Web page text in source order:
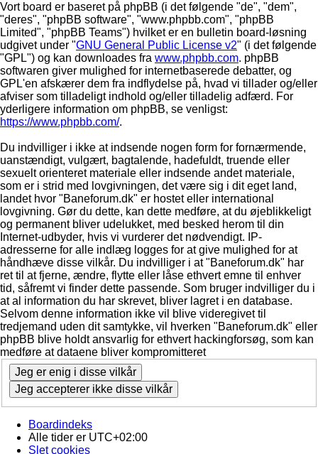
Vort board er baseret på phpBB (i det følgende "de", "dem",
"deres", "phpBB software", "www.phpbb.com", "phpBB
Limited", "phpBB Teams") hvilket er en bulletin board-løsning
udgivet under "GNU General Public License v2" (i det følgende
"GPL") og kan downloades fra www.phpbb.com. phpBB
softwaren giver mulighed for internetbaserede debatter, og
GPL'en afskærer dem fra indflydelse på, hvad vi tillader og/eller
afviser som tilladeligt indhold og/eller tilladelig adfærd. For
yderligere information om phpBB, se venligst:
https://www.phpbb.com/.
Du indvilliger i ikke at indsende nogen form for fornærmende,
uanstændigt, vulgært, bagtalende, hadefuldt, truende eller
sexuelt orienteret materiale eller indsende andet materiale,
som er i strid med lovgivningen, det være sig i dit eget land,
landet hvor "Baneforum.dk" er hostet eller international
lovgivning. Gør du dette, kan dette medføre, at du øjeblikkeligt
og permanent bliver udelukket, med besked herom til din
Internet-udbyder, hvis vi vurderer det nødvendigt. IP-
adresserne for alle indlæg logges for at give mulighed for at
håndhæve disse vilkår. Du indvilliger i at "Baneforum.dk" har
ret til at fjerne, ændre, flytte eller låse ethvert emne til enhver
tid, såfremt vi finder dette passende. Som bruger indvilliger du i
at al information du har skrevet, bliver lagret i en database.
Selvom denne information ikke vil blive videregivet til
tredjemand uden dit samtykke, vil hverken "Baneforum.dk" eller
phpBB blive holdt ansvarlig for ethvert hackingforsøg, som kan
medføre at dataene bliver kompromitteret
Boardindeks
Alle tider er UTC+02:00
Slet cookies